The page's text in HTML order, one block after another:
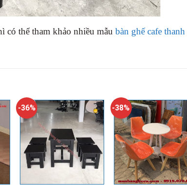
có thể tham khảo nhiều mẫu bàn ghế cafe
-36% -38%